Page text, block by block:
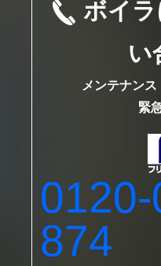
ボイ
い
メンテナン
緊
874